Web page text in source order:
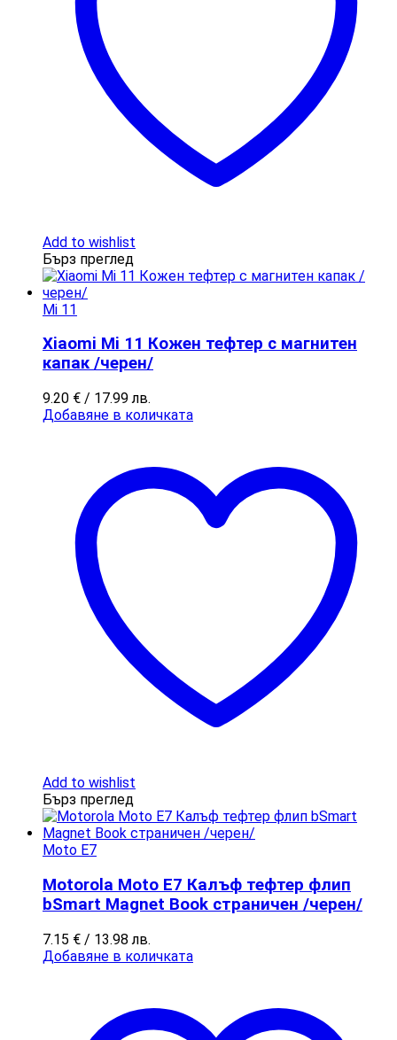
Add to wishlist
Бърз преглед
Mi 11
Xiaomi Mi 11 Кожен тефтер с магнитен
капак /черен/
9.20 € / 17.99 лв.
Добавяне в количката
Add to wishlist
Бърз преглед
Moto E7
Motorola Moto E7 Калъф тефтер флип
bSmart Magnet Book страничен /черен/
7.15 € / 13.98 лв.
Добавяне в количката